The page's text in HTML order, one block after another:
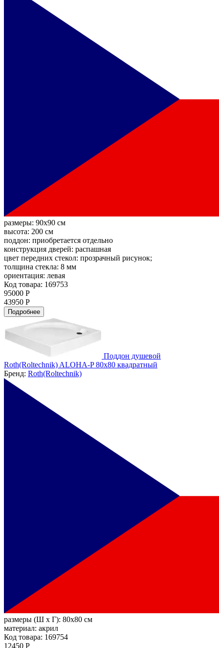
размеры: 90x90 см
высота: 200 см
поддон: приобретается отдельно
конструкция дверей: распашная
цвет передних стекол: прозрачный рисунок;
толщина стекла: 8 мм
ориентация: левая
Код товара: 169753
95000 Р
43950 Р
Подробнее
Поддон душевой
Roth(Roltechnik) ALOHA-P 80x80 квадратный
Бренд: Roth(Roltechnik)
размеры (Ш х Г): 80x80 см
материал: акрил
Код товара: 169754
12450 Р